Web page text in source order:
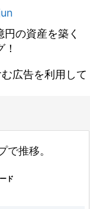
の資産を築く
広告を利用して
推移。
ド